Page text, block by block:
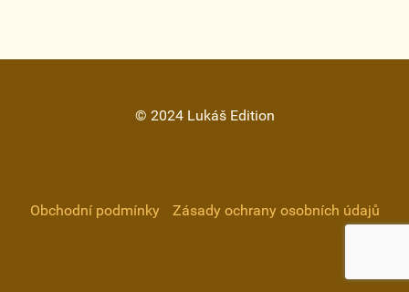
© 2024 Lukáš Edition
Obchodní podmínky Zásady ochrany osobních údajů